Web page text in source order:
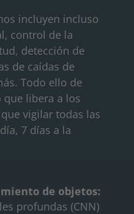
incluyen incluso
control de la
detección de
de caídas de
Todo ello de
libera a los
vigilar todas las
7 días a la
de objetos:
profundas (CNN)